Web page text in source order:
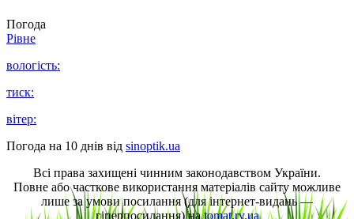
Погода
Рівне
вологість:
тиск:
вітер:
Погода на 10 днів від sinoptik.ua
Всі права захищені чинним законодавством України.
Повне або часткове використання матеріалів сайту можливе
лише за умови посилання (для інтернет-видань —
гіперпосилання) наtomat.rv.ua